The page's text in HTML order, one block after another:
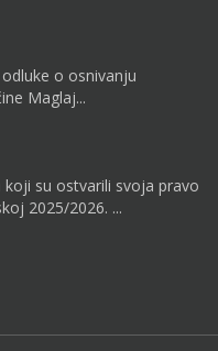
o osnivanju
Maglaj...
su ostvarili svoja pravo
2025/2026. ...